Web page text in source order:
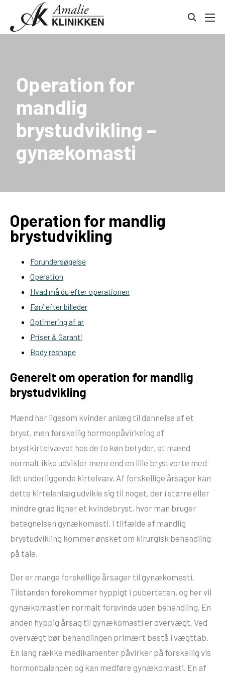
indhold
search
Kontakt
Operation for
mandlig
brystudvikling –
gynækomasti
Operation for mandlig
brystudvikling
Forundersøgelse
Operation
Hvad må du efter operationen
Før/ efter billeder
Optimering af ar
Priser & Garanti
Body reshape
Generelt om operation for mandlig
brystudvikling
Mænd har ligesom kvinder anlæg til dannelse af et
bryst, men forskellig hormonpåvirkning af
brystkirtelvævet hos de to køn betyder, at mænd
normalt ikke udvikler mere end en lille brystvorte med
lidt underliggende kirtelvæv. Af forskellige årsager kan
dette kirtelanlæg udvikle sig til noget, der i større eller
mindre grad ligner et kvindebryst, hvor man bruger
betegnelsen gynækomasti. I tilfælde af mandlig
brystudvikling kommer ønsket om kirurgisk behandling
på tale.
Der er mange forskellige årsager til gynækomasti.
Tilstanden forekommer hyppigt i puberteten, og her vil
gynækomastien normalt forsvinde uden behandling. En
anden hyppig årsag til gynækomasti er overvægt. Ved
overvægt bør behandlingen primært bestå i vægttab.
En lang række medikamenter påvirker på forskellig vis
hormonbalancen og kan medføre gynækomasti. En af